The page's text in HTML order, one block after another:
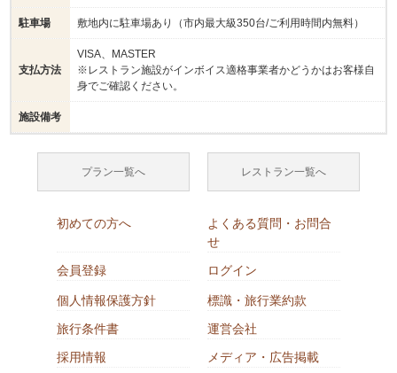
駐車場 敷地内に駐車場あり（市内最大級350台/ご利用時間内無料）
支払方法
VISA、MASTER
※レストラン施設がインボイス適格事業者かどうかはお客様自
身でご確認ください。
施設備考
プラン一覧へ レストラン一覧へ
初めての方へ
よくある質問・お問合
せ
会員登録
ログイン
個人情報保護方針
標識・旅行業約款
旅行条件書
運営会社
採用情報
メディア・広告掲載